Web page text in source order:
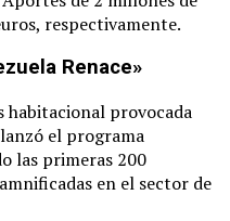
respectivamente.
Renace»
habitacional provocada
el programa
las primeras 200
en el sector de